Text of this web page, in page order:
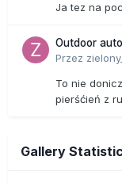
Ja tez na
Outdoor
Przez
To nie
pierśćień z
Gallery